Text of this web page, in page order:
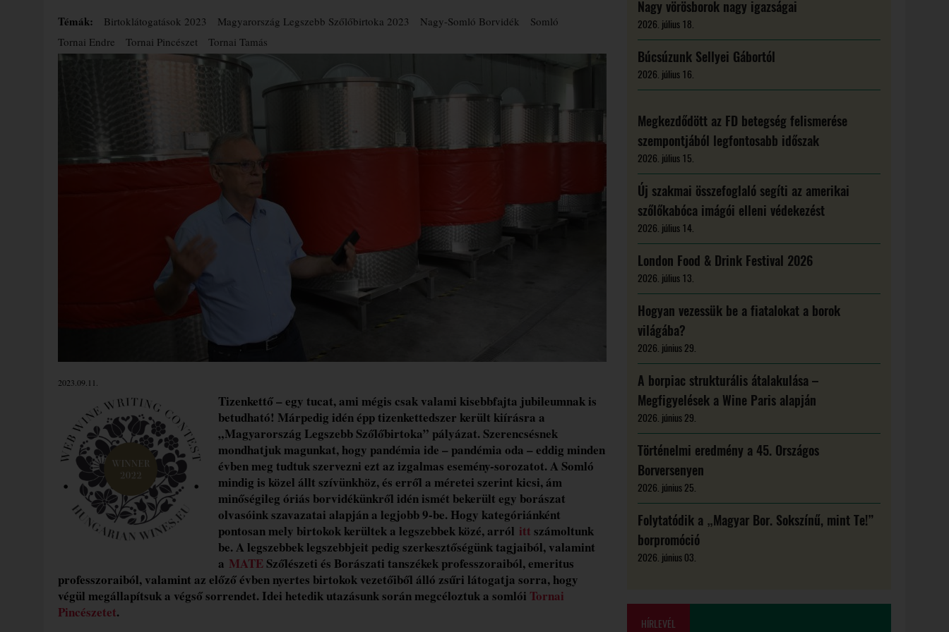
Témák: Birtoklátogatások 2023 Magyarország Legszebb Szőlőbirtoka 2023 Nagy-Somló Borvidék
Somló
Tornai Endre
Tornai Pincészet Tornai Tamás
2023.09.11.
Tizenkettő – egy tucat, ami mégis csak valami kisebbfajta jubileumnak is
betudható! Márpedig idén épp tizenkettedszer került kiírásra a
„Magyarország Legszebb Szőlőbirtoka” pályázat. Szerencsésnek
mondhatjuk magunkat, hogy pandémia ide – pandémia oda – eddig minden
évben meg tudtuk szervezni ezt az izgalmas esemény-sorozatot. A Somló
mindig is közel állt szívünkhöz, és erről a méretei szerint kicsi, ám
minőségileg óriás borvidékünkről idén ismét bekerült egy borászat
olvasóink szavazatai alapján a legjobb 9-be. Hogy kategóriánként
pontosan mely birtokok kerültek a legszebbek közé, arról itt számoltunk
be. A legszebbek legszebbjeit pedig szerkesztőségünk tagjaiból, valamint
a MATE Szőlészeti és Borászati tanszékek professzoraiból, emeritus
professzoraiból, valamint az előző évben nyertes birtokok vezetőiből álló zsűri látogatja sorra, hogy
végül megállapítsuk a végső sorrendet. Idei hetedik utazásunk során megcéloztuk a somlói Tornai
Pincészetet.
Nagy vörösborok nagy igazságai
2026. július 18.
Búcsúzunk Sellyei Gábortól
2026. július 16.
Megkezdődött az FD betegség felismerése
szempontjából legfontosabb időszak
2026. július 15.
Új szakmai összefoglaló segíti az amerikai
szőlőkabóca imágói elleni védekezést
2026. július 14.
London Food & Drink Festival 2026
2026. július 13.
Hogyan vezessük be a fiatalokat a borok
világába?
2026. június 29.
A borpiac strukturális átalakulása –
Megfigyelések a Wine Paris alapján
2026. június 29.
Történelmi eredmény a 45. Országos
Borversenyen
2026. június 25.
Folytatódik a „Magyar Bor. Sokszínű, mint Te!”
borpromóció
2026. június 03.
HÍRLEVÉL